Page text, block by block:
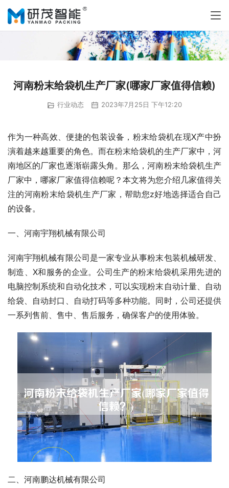
河南粉末给袋机生产厂家(哪家厂家值得信赖)
行业动态 2023年7月25日 下午12:20
作为一种高效、便捷的包装设备，粉末给袋机在现X产中扮
演着越来越重要的角色。而在粉末给袋机的生产厂家中，河
南地区的厂家也逐渐崭露头角。那么，河南粉末给袋机生产
厂家中，哪家厂家值得信赖呢？本文将为您介绍几家值得关
注的河南粉末给袋机生产厂家，帮助您z好地选择适合自己
的设备。
一、河南宇翔机械有限公司
河南宇翔机械有限公司是一家专业从事粉末包装机械研发、
制造、X和服务的企业。公司生产的粉末给袋机采用先进的
电脑控制系统和自动化技术，可以实现粉末自动计量、自动
给袋、自动封口、自动打码等多种功能。同时，公司还提供
一系列售前、售中、售后服务，确保客户的使用体验。
二、河南鹏达机械有限公司